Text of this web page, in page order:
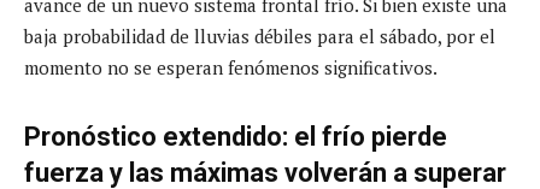
baja probabilidad de lluvias débiles para el sábado, por el
momento no se esperan fenómenos significativos.
Pronóstico extendido: el frío pierde
fuerza y las máximas volverán a superar